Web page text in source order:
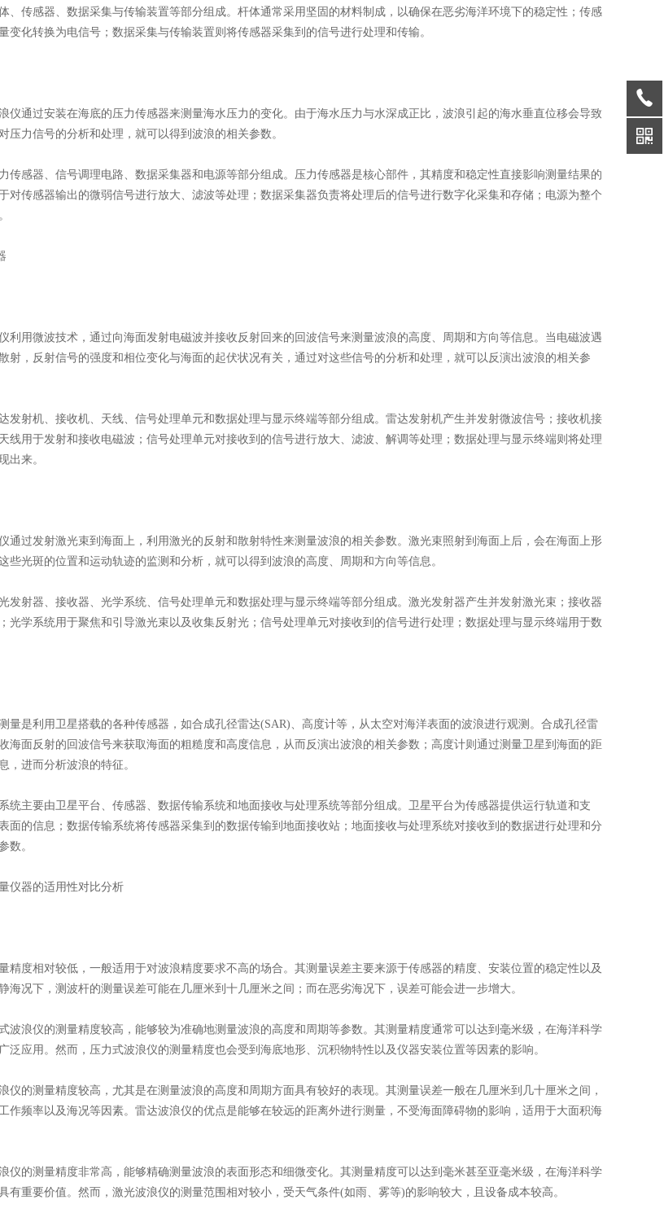
传感器、数据采集与传输装置等部分组成。杆体通常采用坚固的材料制成，以确保在恶劣海洋环境下的稳定性；传感
变化转换为电信号；数据采集与传输装置则将传感器采集到的信号进行处理和传输。
通过安装在海底的压力传感器来测量海水压力的变化。由于海水压力与水深成正比，波浪引起的海水垂直位移会导致
压力信号的分析和处理，就可以得到波浪的相关参数。
感器、信号调理电路、数据采集器和电源等部分组成。压力传感器是核心部件，其精度和稳定性直接影响测量结果的
对传感器输出的微弱信号进行放大、滤波等处理；数据采集器负责将处理后的信号进行数字化采集和存储；电源为整个
用微波技术，通过向海面发射电磁波并接收反射回来的回波信号来测量波浪的高度、周期和方向等信息。当电磁波遇
射，反射信号的强度和相位变化与海面的起伏状况有关，通过对这些信号的分析和处理，就可以反演出波浪的相关参
射机、接收机、天线、信号处理单元和数据处理与显示终端等部分组成。雷达发射机产生并发射微波信号；接收机接
线用于发射和接收电磁波；信号处理单元对接收到的信号进行放大、滤波、解调等处理；数据处理与显示终端则将处理
出来。
过发射激光束到海面上，利用激光的反射和散射特性来测量波浪的相关参数。激光束照射到海面上后，会在海面上形
些光斑的位置和运动轨迹的监测和分析，就可以得到波浪的高度、周期和方向等信息。
射器、接收器、光学系统、信号处理单元和数据处理与显示终端等部分组成。激光发射器产生并发射激光束；接收器
光学系统用于聚焦和引导激光束以及收集反射光；信号处理单元对接收到的信号进行处理；数据处理与显示终端用于数
是利用卫星搭载的各种传感器，如合成孔径雷达(SAR)、高度计等，从太空对海洋表面的波浪进行观测。合成孔径雷
海面反射的回波信号来获取海面的粗糙度和高度信息，从而反演出波浪的相关参数；高度计则通过测量卫星到海面的距
，进而分析波浪的特征。
主要由卫星平台、传感器、数据传输系统和地面接收与处理系统等部分组成。卫星平台为传感器提供运行轨道和支
面的信息；数据传输系统将传感器采集到的数据传输到地面接收站；地面接收与处理系统对接收到的数据进行处理和分
数。
器的适用性对比分析
度相对较低，一般适用于对波浪精度要求不高的场合。其测量误差主要来源于传感器的精度、安装位置的稳定性以及
海况下，测波杆的测量误差可能在几厘米到十几厘米之间；而在恶劣海况下，误差可能会进一步增大。
浪仪的测量精度较高，能够较为准确地测量波浪的高度和周期等参数。其测量精度通常可以达到毫米级，在海洋科学
泛应用。然而，压力式波浪仪的测量精度也会受到海底地形、沉积物特性以及仪器安装位置等因素的影响。
的测量精度较高，尤其是在测量波浪的高度和周期方面具有较好的表现。其测量误差一般在几厘米到几十厘米之间，
作频率以及海况等因素。雷达波浪仪的优点是能够在较远的距离外进行测量，不受海面障碍物的影响，适用于大面积海
的测量精度非常高，能够精确测量波浪的表面形态和细微变化。其测量精度可以达到毫米甚至亚毫米级，在海洋科学
有重要价值。然而，激光波浪仪的测量范围相对较小，受天气条件(如雨、雾等)的影响较大，且设备成本较高。